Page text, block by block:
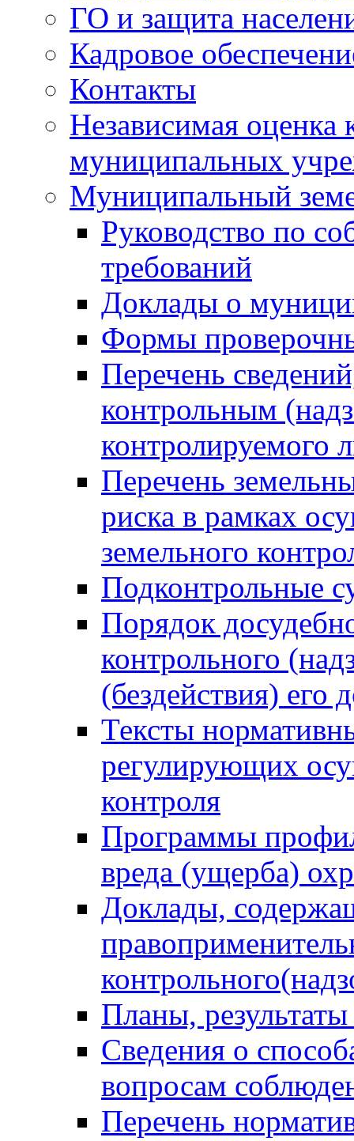
ГО и защита
Кадровое
Контакты
Независимая оценка
муниципальных
Муниципальный
Руководство по
требований
Доклады о
Формы
Перечень
контрольным
контролируемого
Перечень
риска в рамках
земельного
Подконтрольные
Порядок
контрольного
(бездействия)
Тексты
регулирующих
контроля
Программы
вреда (ущерба)
Доклады,
Планы,
Сведения о
вопросам
Перечень